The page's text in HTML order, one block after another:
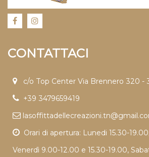
CONTATTACI
c/o Top Center Via Brennero 320 -
+39 3479659419
Orari di apertura: Lunedi 15.30-
Venerdì 9.00-12.00 e 15.30-19.00,